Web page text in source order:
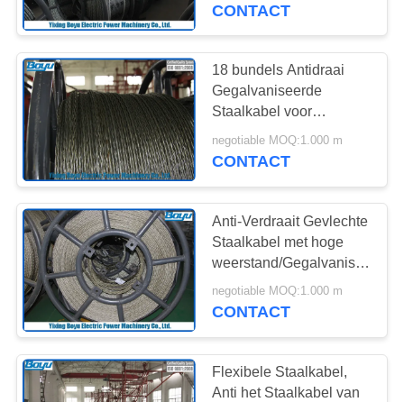
CONTACT
18 bundels Antidraai
Gegalvaniseerde
Staalkabel voor
Transmissielijn die de
Diameter van 252kN
negotiable MOQ:1.000 m
CONTACT
Anti-Verdraait Gevlechte
Staalkabel met hoge
weerstand/Gegalvaniseerd
Staal die Kabel 11mm
vastbinden
negotiable MOQ:1.000 m
CONTACT
Flexibele Staalkabel,
Anti het Staalkabel van